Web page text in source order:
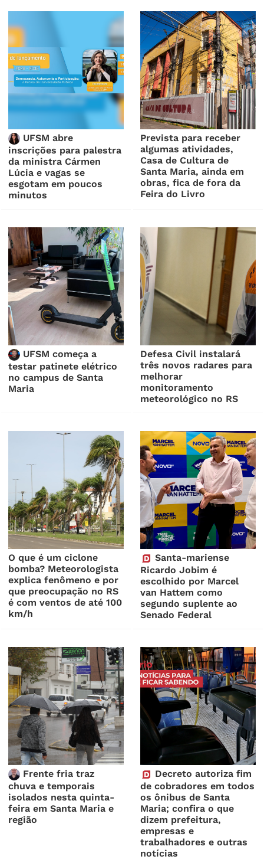
UFSM abre
inscrições para palestra
da ministra Cármen
Lúcia e vagas se
esgotam em poucos
minutos
Prevista para receber
algumas atividades,
Casa de Cultura de
Santa Maria, ainda em
obras, fica de fora da
Feira do Livro
UFSM começa a
testar patinete elétrico
no campus de Santa
Maria
Defesa Civil instalará
três novos radares para
melhorar
monitoramento
meteorológico no RS
O que é um ciclone
bomba? Meteorologista
explica fenômeno e por
que preocupação no RS
é com ventos de até 100
km/h
Santa-mariense
Ricardo Jobim é
escolhido por Marcel
van Hattem como
segundo suplente ao
Senado Federal
Frente fria traz
chuva e temporais
isolados nesta quinta-
feira em Santa Maria e
região
Decreto autoriza fim
de cobradores em todos
os ônibus de Santa
Maria; confira o que
dizem prefeitura,
empresas e
trabalhadores e outras
notícias